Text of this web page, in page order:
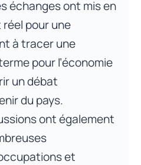
échanges ont mis en
pour une
à tracer une
pour l’économie
un débat
du pays.
ont également
et